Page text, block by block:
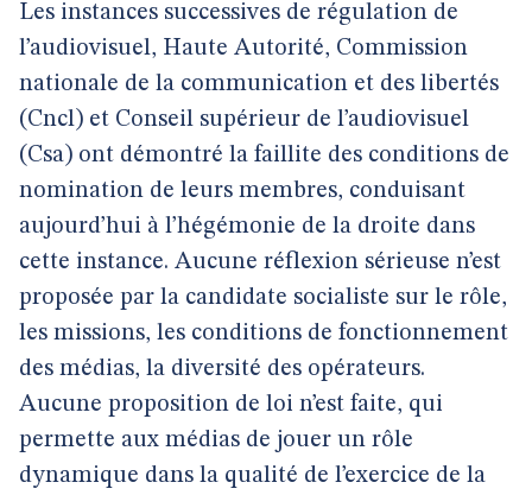
Les instances successives de régulation de
l’audiovisuel, Haute Autorité, Commission
nationale de la communication et des libertés
(Cncl) et Conseil supérieur de l’audiovisuel
(Csa) ont démontré la faillite des conditions de
nomination de leurs membres, conduisant
aujourd’hui à l’hégémonie de la droite dans
cette instance. Aucune réflexion sérieuse n’est
proposée par la candidate socialiste sur le rôle,
les missions, les conditions de fonctionnement
des médias, la diversité des opérateurs.
Aucune proposition de loi n’est faite, qui
permette aux médias de jouer un rôle
dynamique dans la qualité de l’exercice de la